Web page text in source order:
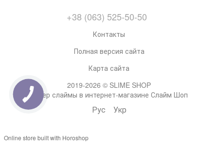
+38 (063) 525-50-50
Контакты
Полная версия сайта
Карта сайта
2019-2026 © SLIME SHOP
Супер слаймы в интернет-магазине Слайм Шоп
Рус Укр
Online store built with Horoshop